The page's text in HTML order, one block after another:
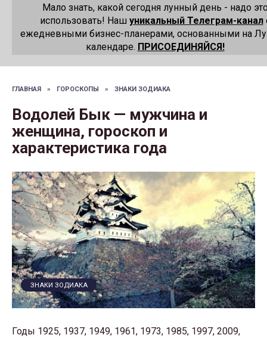
Мало знать, какой сегодня лунный день - надо
использовать! Наш уникальный Телеграм-канал
ежедневными бизнес-планерами, основанными на
календаре. ПРИСОЕДИНЯЙСЯ!
ГЛАВНАЯ » ГОРОСКОПЫ » ЗНАКИ ЗОДИАКА
Водолей Бык — мужчина и
женщина, гороскоп и
характеристика года
ЗНАКИ ЗОДИАКА
Годы 1925, 1937, 1949, 1961, 1973, 1985, 1997, 2009,